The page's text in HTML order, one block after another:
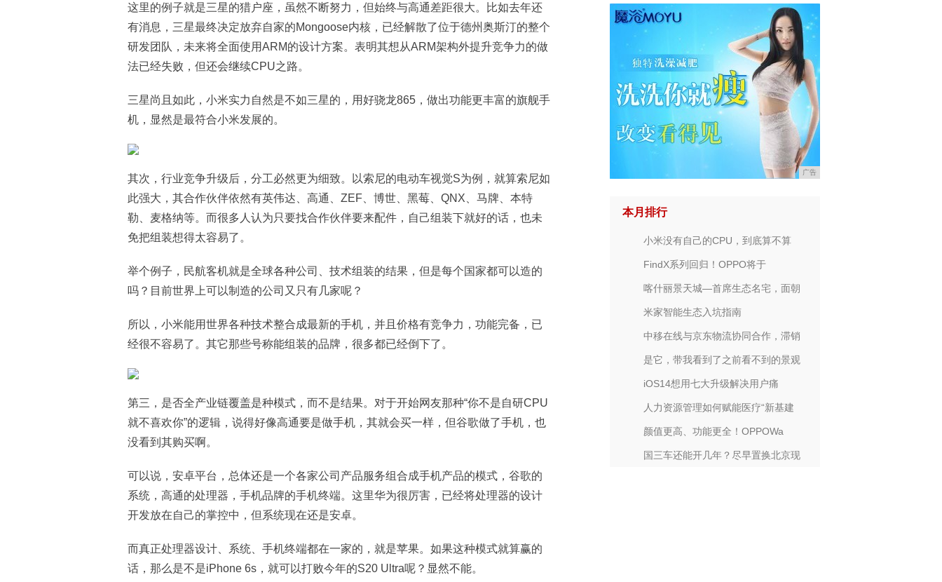
这里的例子就是三星的猎户座，虽然不断努力，但始终与高通差距很大。比如去年还
有消息，三星最终决定放弃自家的Mongoose内核，已经解散了位于德州奥斯汀的整个
研发团队，未来将全面使用ARM的设计方案。表明其想从ARM架构外提升竞争力的做
法已经失败，但还会继续CPU之路。
三星尚且如此，小米实力自然是不如三星的，用好骁龙865，做出功能更丰富的旗舰手
机，显然是最符合小米发展的。
其次，行业竞争升级后，分工必然更为细致。以索尼的电动车视觉S为例，就算索尼如
此强大，其合作伙伴依然有英伟达、高通、ZEF、博世、黑莓、QNX、马牌、本特
勒、麦格纳等。而很多人认为只要找合作伙伴要来配件，自己组装下就好的话，也未
免把组装想得太容易了。
举个例子，民航客机就是全球各种公司、技术组装的结果，但是每个国家都可以造的
吗？目前世界上可以制造的公司又只有几家呢？
所以，小米能用世界各种技术整合成最新的手机，并且价格有竞争力，功能完备，已
经很不容易了。其它那些号称能组装的品牌，很多都已经倒下了。
第三，是否全产业链覆盖是种模式，而不是结果。对于开始网友那种“你不是自研CPU
就不喜欢你”的逻辑，说得好像高通要是做手机，其就会买一样，但谷歌做了手机，也
没看到其购买啊。
可以说，安卓平台，总体还是一个各家公司产品服务组合成手机产品的模式，谷歌的
系统，高通的处理器，手机品牌的手机终端。这里华为很厉害，已经将处理器的设计
开发放在自己的掌控中，但系统现在还是安卓。
而真正处理器设计、系统、手机终端都在一家的，就是苹果。如果这种模式就算赢的
话，那么是不是iPhone 6s，就可以打败今年的S20 Ultra呢？显然不能。
广告
本月排行
小米没有自己的CPU，到底算不算
FindX系列回归！OPPO将于
喀什丽景天城—首席生态名宅，面朝
米家智能生态入坑指南
中移在线与京东物流协同合作，滞销
是它，带我看到了之前看不到的景观
iOS14想用七大升级解决用户痛
人力资源管理如何赋能医疗“新基建
颜值更高、功能更全！OPPOWa
国三车还能开几年？尽早置换北京现